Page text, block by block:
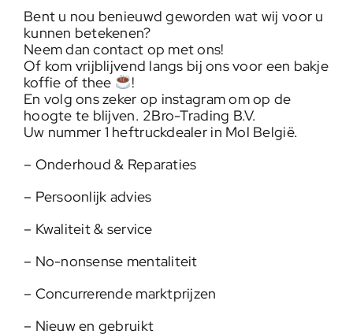
Bent u nou benieuwd geworden wat wij voor u
kunnen betekenen?
Neem dan contact op met ons!
Of kom vrijblijvend langs bij ons voor een bakje
koffie of thee
!
En volg ons zeker op instagram om op de
hoogte te blijven. 2Bro-Trading B.V.
Uw nummer 1 heftruckdealer in Mol België.
– Onderhoud & Reparaties
– Persoonlijk advies
– Kwaliteit & service
– No-nonsense mentaliteit
– Concurrerende marktprijzen
– Nieuw en gebruikt